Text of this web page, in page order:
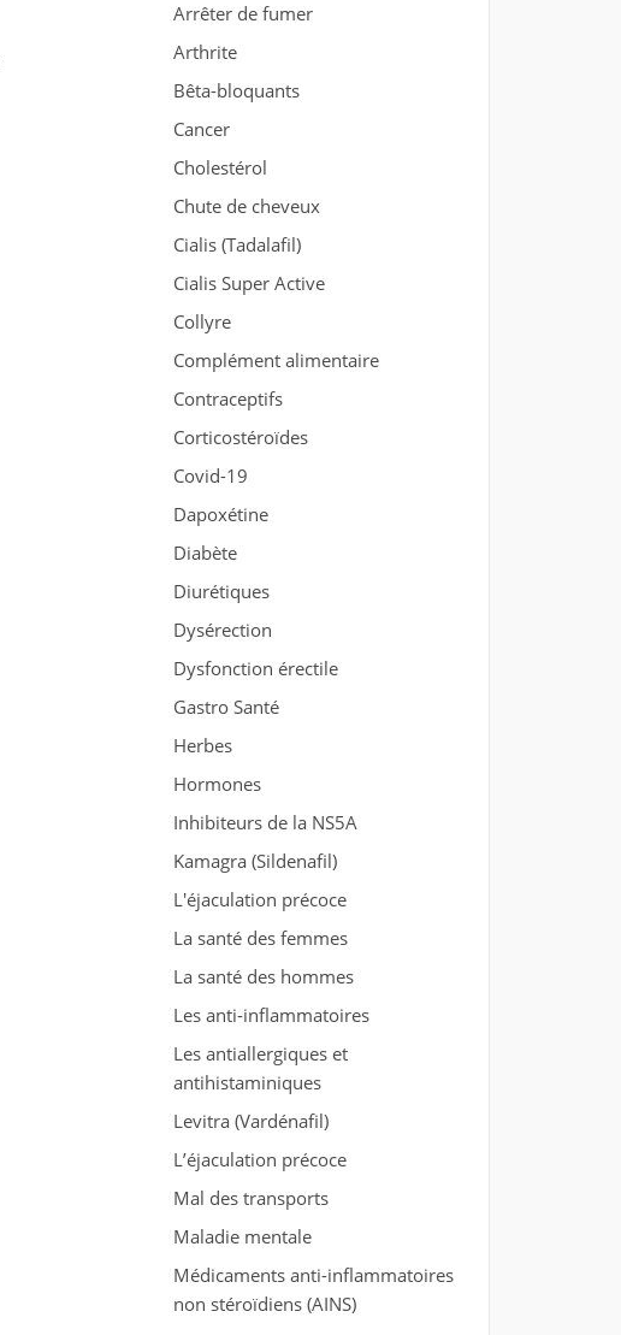
Arrêter de fumer
Arthrite
Bêta-bloquants
Cancer
Cholestérol
Chute de cheveux
Cialis (Tadalafil)
Cialis Super Active
Collyre
Complément alimentaire
Contraceptifs
Corticostéroïdes
Covid-19
Dapoxétine
Diabète
Diurétiques
Dysérection
Dysfonction érectile
Gastro Santé
Herbes
Hormones
Inhibiteurs de la NS5A
Kamagra (Sildenafil)
L'éjaculation précoce
La santé des femmes
La santé des hommes
Les anti-inflammatoires
Les antiallergiques et
antihistaminiques
Levitra (Vardénafil)
L’éjaculation précoce
Mal des transports
Maladie mentale
Médicaments anti-inflammatoires
non stéroïdiens (AINS)